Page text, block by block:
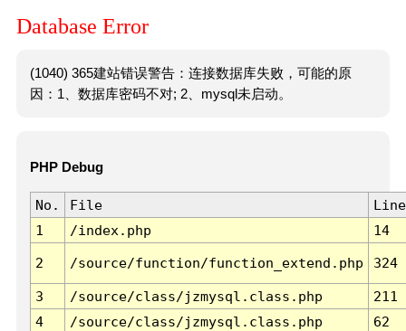
Database Error
(1040) 365建站错误警告：连接数据库失败，可能的原
因：1、数据库密码不对; 2、mysql未启动。
PHP Debug
No. File
Line
1
/index.php 14
2 /source/function/function_extend.php 324
3 /source/class/jzmysql.class.php
211
4
/source/class/jzmysql.class.php
62